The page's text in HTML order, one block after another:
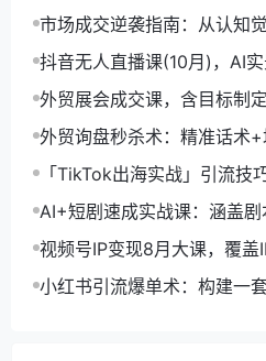
生成+账号运营，月入2万
市场成交逆袭指南：从认知
市场开拓与成交核心能力
抖音无人直播课(10月)，AI
玩法、24小时自动盈利
外贸展会成交课，含目标制
交，系统化SOP提升参展ROI
外贸询盘秒杀术：精准话术
月询盘转化率提升200%
「TikTok出海实战」引流技
单月变现10万+秘籍
AI+短剧速成实战课：涵盖
现，单部剧收益破万
视频号IP变现8月大课，覆
取+合规运营+商业转化
小红书引流爆单术：构建一